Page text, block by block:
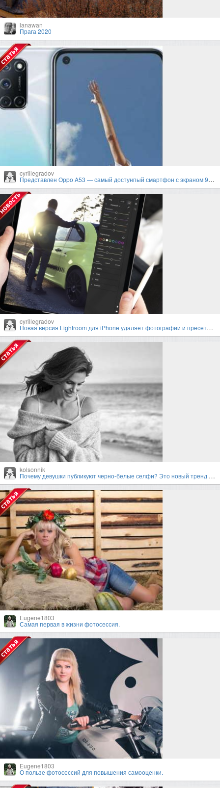
lanawan
Прага 2020
cyrillegradov
Представлен Oppo A53 — самый достунпый смартфон с экраном 90 Гц
cyrillegradov
Новая версия Lightroom для iPhone удаляет фотографии и пресеты пользователей
kolsonnik
Почему девушки публикуют черно-белые селфи? Это новый тренд в Instagram
Eugene1803
Самая первая в жизни фотосессия.
Eugene1803
О пользе фотосессий для повышения самооценки.